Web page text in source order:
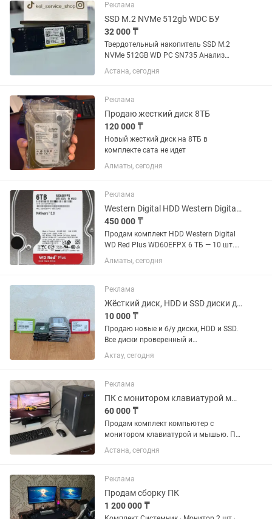
Реклама
SSD M.2 NVMe 512gb WDC БУ
32 000 ₸
Твердотельный накопитель SSD M.2
NVMe 512GB WD PC SN735 Анализ
(CrystalDiskInfo): - Здоровье: 97% —
состояние отличнейшее. - Износ:
Астана, сегодня
Реклама
Продаю жесткий диск 8ТБ
120 000 ₸
Новый жесткий диск на 8ТБ в
комплекте сата не идет
Алматы, сегодня
Реклама
Western Digital HDD Western Digital WD Red Plus WD60EFPX 6 ТБ - 10 штук
450 000 ₸
Продам комплект HDD Western Digital
WD Red Plus WD60EFPX 6 ТБ — 10 шт.
одним лотом Продам комплект из 10
одинаковых жестких дисков Western
Идеальный вариант для сборки...
Алматы, сегодня
Реклама
Жёсткий диск, HDD и SSD диски для компьютера и ноутбука, Новые
10 000 ₸
Продаю новые и б/у диски, HDD и SSD.
Все диски проверенный и
соответственно работоспособный! SSD
диски Новые. SSD 256GB (Розничная
HDD диски б/у. HDD 500...
Актау, сегодня
Реклама
ПК с монитором клавиатурой мышью
60 000 ₸
Продам комплект компьютер с
монитором клавиатурой и мышью. ПК
очень шустрый за счет SSD диска и i5
процессора. Все в отличном состоянии.
монитор хороший 20...
Астана, сегодня
Реклама
Продам сборку ПК
1 200 000 ₸